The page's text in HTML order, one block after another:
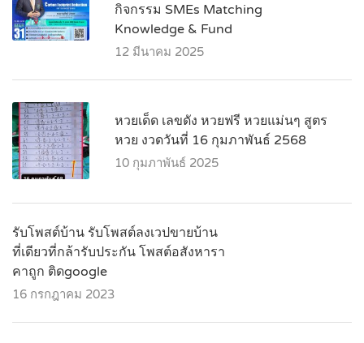
กิจกรรม SMEs Matching
Knowledge & Fund
12 มีนาคม 2025
หวยเด็ด เลขดัง หวยฟรี หวยแม่นๆ สูตร
หวย งวดวันที่ 16 กุมภาพันธ์ 2568
10 กุมภาพันธ์ 2025
รับโพสต์บ้าน รับโพสต์ลงเวปขายบ้าน
ที่เดียวที่กล้ารับประกัน โพสต์อสังหารา
คาถูก ติดgoogle
16 กรกฎาคม 2023